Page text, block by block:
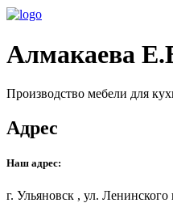
Алмакаева
Производство мебели для
Адрес
Наш адрес:
г. Ульяновск , ул.